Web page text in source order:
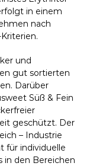
in einem
nach
und
gut sortierten
Darüber
Süß & Fein
geschützt. Der
– Industrie
für individuelle
in den Bereichen